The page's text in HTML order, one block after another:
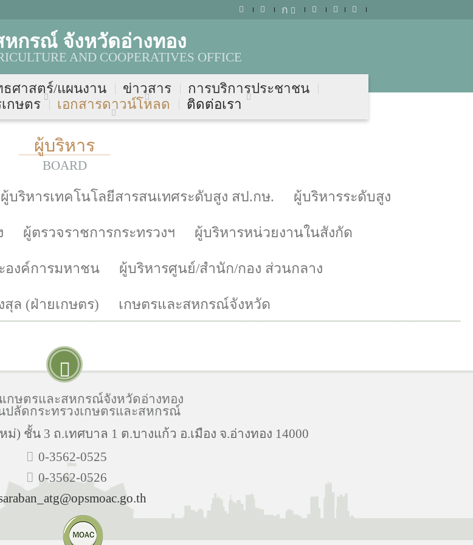
ก
กรณ์ จังหวัดอ่างทอง
AND COOPERATIVES OFFICE
ธศาสตร์/แผนงาน ข่าวสาร
การบริการประชาชน
กษตร
เอกสารดาวน์โหลด ติดต่อเรา
ผู้บริหาร
BOARD
ผู้บริหารเทคโนโลยีสารสนเทศระดับสูง สป.กษ. ผู้บริหารระดับสูง
ผู้ตรวจราชการกระทรวงฯ ผู้บริหารหน่วยงานในสังกัด
องค์การมหาชน ผู้บริหารศูนย์/สำนัก/กอง ส่วนกลาง
ล (ฝ่ายเกษตร) เกษตรและสหกรณ์จังหวัด
กษตรและสหกรณ์จังหวัดอ่างทอง
ปลัดกระทรวงเกษตรและสหกรณ์
) ชั้น 3 ถ.เทศบาล 1 ต.บางแก้ว อ.เมือง จ.อ่างทอง 14000
0-3562-0525
0-3562-0526